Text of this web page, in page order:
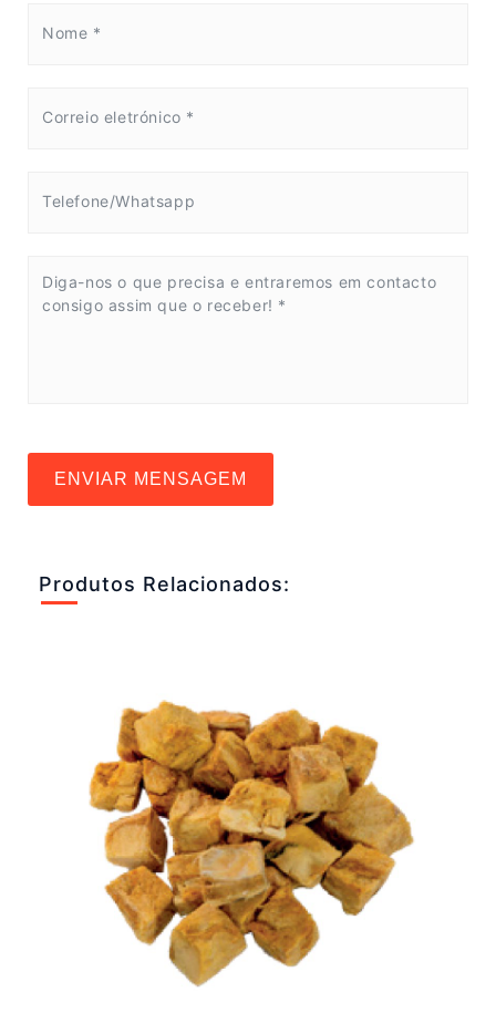
ENVIAR MENSAGEM
Produtos Relacionados: